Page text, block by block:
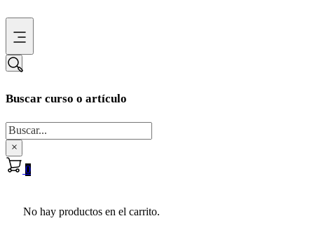
Buscar curso o artículo
Buscar
×
0
No hay productos en el carrito.